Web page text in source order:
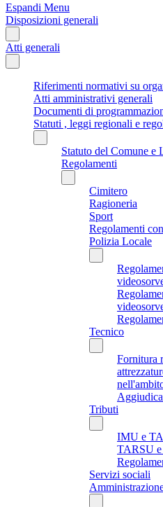
Espandi Menu
Disposizioni generali
Atti generali
Riferimenti normativi su
Atti amministrativi generali
Documenti di
Statuti , leggi regionali e
Statuto del Comune e
Regolamenti
Cimitero
Ragioneria
Sport
Regolamenti
Polizia Locale
Tecnico
Fornitura
Tributi
IMU e
TARSU
Servizi sociali